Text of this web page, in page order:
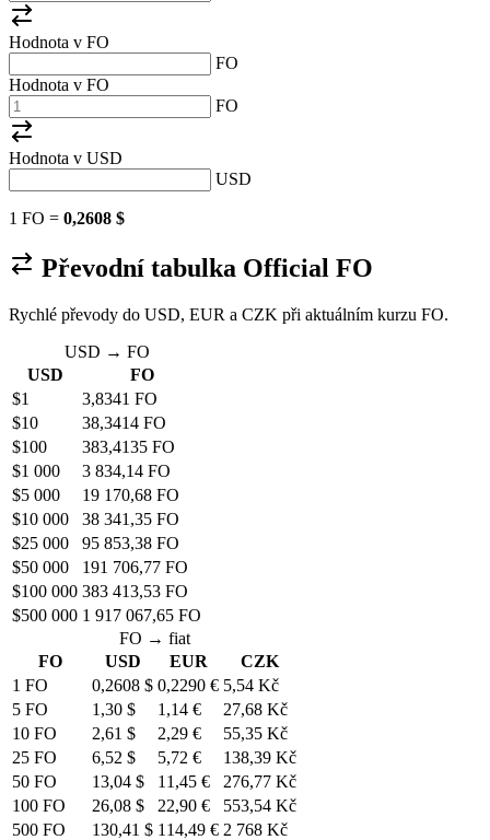
Hodnota v FO
FO
Hodnota v FO
FO
Hodnota v USD
USD
1 FO = 0,2608 $
Převodní tabulka Official FO
Rychlé převody do USD, EUR a CZK při aktuálním kurzu FO.
USD → FO
USD
FO
$1
3,8341 FO
$10
38,3414 FO
$100
383,4135 FO
$1 000
3 834,14 FO
$5 000
19 170,68 FO
$10 000
38 341,35 FO
$25 000
95 853,38 FO
$50 000
191 706,77 FO
$100 000 383 413,53 FO
$500 000 1 917 067,65 FO
FO → fiat
FO
USD EUR
CZK
1 FO
0,2608 $ 0,2290 € 5,54 Kč
5 FO
1,30 $ 1,14 €
27,68 Kč
10 FO
2,61 $ 2,29 €
55,35 Kč
25 FO
6,52 $ 5,72 €
138,39 Kč
50 FO
13,04 $ 11,45 €
276,77 Kč
100 FO
26,08 $ 22,90 €
553,54 Kč
500 FO
130,41 $ 114,49 € 2 768 Kč